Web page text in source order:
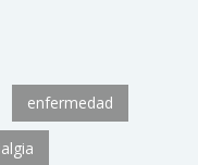
enfermedad